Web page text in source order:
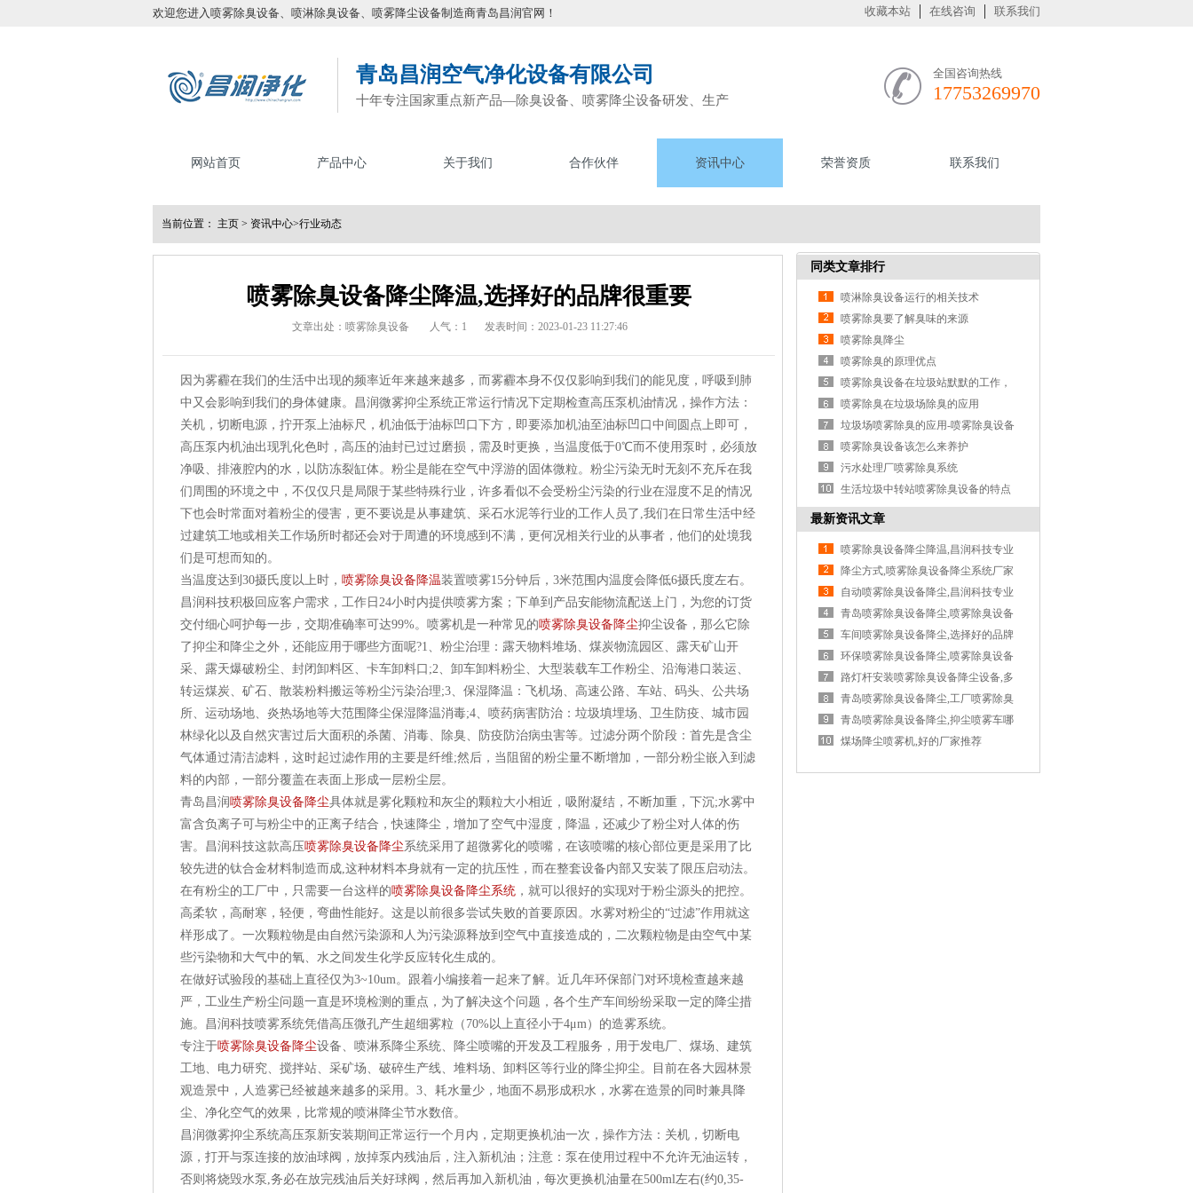
欢迎您进入喷雾除臭设备、喷淋除臭设备、喷雾降尘设备制造商青岛昌润官网！ 收藏本站 在线咨询 联系我们
青岛昌润空气净化设备有限公司
十年专注国家重点新产品—除臭设备、喷雾降尘设备研发、生产
全国咨询热线
17753269970
网站首页 产品中心 关于我们 合作伙伴 资讯中心 荣誉资质 联系我们
当前位置： 主页 > 资讯中心>行业动态
喷雾除臭设备降尘降温,选择好的品牌很重要
文章出处：喷雾除臭设备 人气：1 发表时间：2023-01-23 11:27:46
因为雾霾在我们的生活中出现的频率近年来越来越多，而雾霾本身不仅仅影响到我们的能见度，呼吸到肺
中又会影响到我们的身体健康。昌润微雾抑尘系统正常运行情况下定期检查高压泵机油情况，操作方法：
关机，切断电源，拧开泵上油标尺，机油低于油标凹口下方，即要添加机油至油标凹口中间圆点上即可，
高压泵内机油出现乳化色时，高压的油封已过过磨损，需及时更换，当温度低于0℃而不使用泵时，必须放
净吸、排液腔内的水，以防冻裂缸体。粉尘是能在空气中浮游的固体微粒。粉尘污染无时无刻不充斥在我
们周围的环境之中，不仅仅只是局限于某些特殊行业，许多看似不会受粉尘污染的行业在湿度不足的情况
下也会时常面对着粉尘的侵害，更不要说是从事建筑、采石水泥等行业的工作人员了,我们在日常生活中经
过建筑工地或相关工作场所时都还会对于周遭的环境感到不满，更何况相关行业的从事者，他们的处境我
们是可想而知的。
当温度达到30摄氏度以上时， 喷雾除臭设备降温装置喷雾15分钟后，3米范围内温度会降低6摄氏度左右。
昌润科技积极回应客户需求，工作日24小时内提供喷雾方案；下单到产品安能物流配送上门，为您的订货
交付细心呵护每一步，交期准确率可达99%。喷雾机是一种常见的喷雾除臭设备降尘抑尘设备，那么它除
了抑尘和降尘之外，还能应用于哪些方面呢?1、粉尘治理：露天物料堆场、煤炭物流园区、露天矿山开
采、露天爆破粉尘、封闭卸料区、卡车卸料口;2、卸车卸料粉尘、大型装载车工作粉尘、沿海港口装运、
转运煤炭、矿石、散装粉料搬运等粉尘污染治理;3、保湿降温：飞机场、高速公路、车站、码头、公共场
所、运动场地、炎热场地等大范围降尘保湿降温消毒;4、喷药病害防治：垃圾填埋场、卫生防疫、城市园
林绿化以及自然灾害过后大面积的杀菌、消毒、除臭、防疫防治病虫害等。过滤分两个阶段：首先是含尘
气体通过清洁滤料，这时起过滤作用的主要是纤维;然后，当阻留的粉尘量不断增加，一部分粉尘嵌入到滤
料的内部，一部分覆盖在表面上形成一层粉尘层。
青岛昌润喷雾除臭设备降尘具体就是雾化颗粒和灰尘的颗粒大小相近，吸附凝结，不断加重，下沉;水雾中
富含负离子可与粉尘中的正离子结合，快速降尘，增加了空气中湿度，降温，还减少了粉尘对人体的伤
害。昌润科技这款高压喷雾除臭设备降尘系统采用了超微雾化的喷嘴，在该喷嘴的核心部位更是采用了比
较先进的钛合金材料制造而成,这种材料本身就有一定的抗压性，而在整套设备内部又安装了限压启动法。
在有粉尘的工厂中，只需要一台这样的喷雾除臭设备降尘系统 ，就可以很好的实现对于粉尘源头的把控。
高柔软，高耐寒，轻便，弯曲性能好。这是以前很多尝试失败的首要原因。水雾对粉尘的“过滤”作用就这
样形成了。一次颗粒物是由自然污染源和人为污染源释放到空气中直接造成的，二次颗粒物是由空气中某
些污染物和大气中的氧、水之间发生化学反应转化生成的。
在做好试验段的基础上直径仅为3~10um。跟着小编接着一起来了解。近几年环保部门对环境检查越来越
严，工业生产粉尘问题一直是环境检测的重点，为了解决这个问题，各个生产车间纷纷采取一定的降尘措
施。昌润科技喷雾系统凭借高压微孔产生超细雾粒（70%以上直径小于4μm）的造雾系统。
专注于喷雾除臭设备降尘设备、喷淋系降尘系统、降尘喷嘴的开发及工程服务，用于发电厂、煤场、建筑
工地、电力研究、搅拌站、采矿场、破碎生产线、堆料场、卸料区等行业的降尘抑尘。目前在各大园林景
观造景中，人造雾已经被越来越多的采用。3、耗水量少，地面不易形成积水，水雾在造景的同时兼具降
尘、净化空气的效果，比常规的喷淋降尘节水数倍。
昌润微雾抑尘系统高压泵新安装期间正常运行一个月内，定期更换机油一次，操作方法：关机，切断电
源，打开与泵连接的放油球阀，放掉泵内残油后，注入新机油；注意：泵在使用过程中不允许无油运转，
否则将烧毁水泵,务必在放完残油后关好球阀，然后再加入新机油，每次更换机油量在500ml左右(约0,35-
同类文章排行
喷淋除臭设备运行的相关技术
喷雾除臭要了解臭味的来源
喷雾除臭降尘
喷雾除臭的原理优点
喷雾除臭设备在垃圾站默默的工作，
清除...
喷雾除臭在垃圾场除臭的应用
垃圾场喷雾除臭的应用-喷雾除臭设备
喷雾除臭设备该怎么来养护
污水处理厂喷雾除臭系统
生活垃圾中转站喷雾除臭设备的特点
最新资讯文章
喷雾除臭设备降尘降温,昌润科技专业
降尘方式,喷雾除臭设备降尘系统厂家
自动喷雾除臭设备降尘,昌润科技专业
青岛喷雾除臭设备降尘,喷雾除臭设备
降...
车间喷雾除臭设备降尘,选择好的品牌
很...
环保喷雾除臭设备降尘,喷雾除臭设备
降...
路灯杆安装喷雾除臭设备降尘设备,多
功...
青岛喷雾除臭设备降尘,工厂喷雾除臭
设...
青岛喷雾除臭设备降尘,抑尘喷雾车哪
家...
煤场降尘喷雾机,好的厂家推荐